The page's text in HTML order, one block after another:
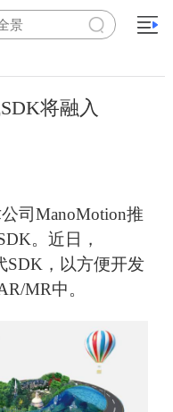
将融入
司ManoMotion推
。近日，
SDK，以方便开发
MR中。